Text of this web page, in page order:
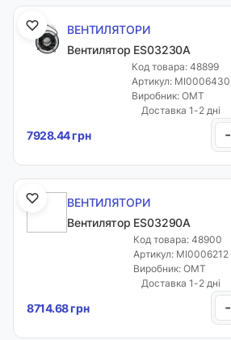
ВЕНТИЛЯТОРИ
Вентилятор ES03230A
Код товара: 48899
Артикул: MI0006430
Виробник: OMT
Доставка 1-2 дні
7928.44 грн -
ВЕНТИЛЯТОРИ
Вентилятор ES03290A
Код товара: 48900
Артикул: MI0006212
Виробник: OMT
Доставка 1-2 дні
8714.68 грн -